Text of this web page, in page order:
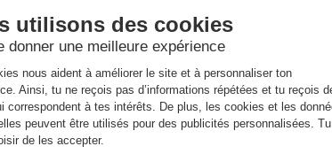
Camping Les Berges du Doux★★★
Rhône-alpes Colombier Le Vieux ]0, 1[ (47,4
Inf[ (47,4 km de Condrieu)- Voir sur la carte
Avis TripAdvisor